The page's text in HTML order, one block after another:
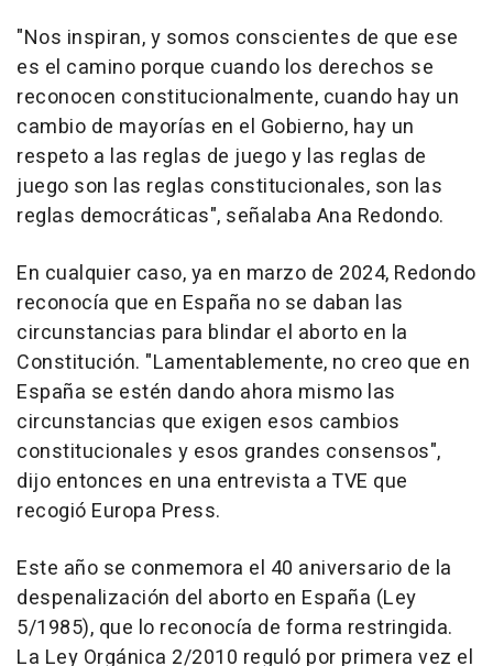
"Nos inspiran, y somos conscientes de que ese
es el camino porque cuando los derechos se
reconocen constitucionalmente, cuando hay un
cambio de mayorías en el Gobierno, hay un
respeto a las reglas de juego y las reglas de
juego son las reglas constitucionales, son las
reglas democráticas", señalaba Ana Redondo.
En cualquier caso, ya en marzo de 2024, Redondo
reconocía que en España no se daban las
circunstancias para blindar el aborto en la
Constitución. "Lamentablemente, no creo que en
España se estén dando ahora mismo las
circunstancias que exigen esos cambios
constitucionales y esos grandes consensos",
dijo entonces en una entrevista a TVE que
recogió Europa Press.
Este año se conmemora el 40 aniversario de la
despenalización del aborto en España (Ley
5/1985), que lo reconocía de forma restringida.
La Ley Orgánica 2/2010 reguló por primera vez el